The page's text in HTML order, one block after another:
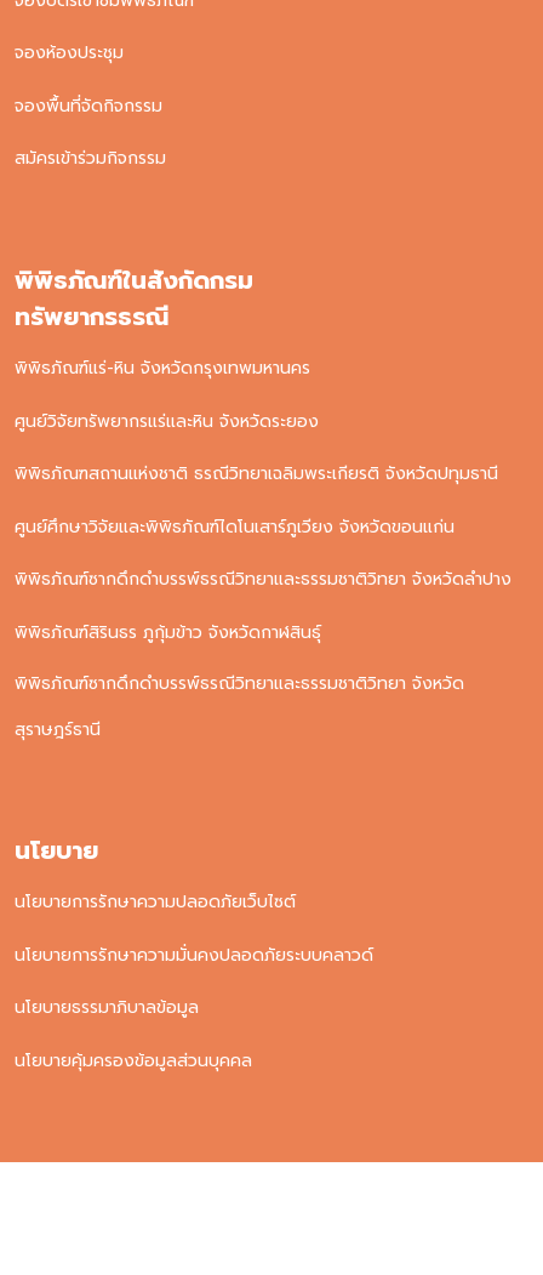
จองห้องประชุม
จองพื้นที่จัดกิจกรรม
สมัครเข้าร่วมกิจกรรม
พิพิธภัณฑ์ในสังกัดกรม
ทรัพยากรธรณี
พิพิธภัณฑ์แร่-หิน จังหวัดกรุงเทพมหานคร
ศูนย์วิจัยทรัพยากรแร่และหิน จังหวัดระยอง
พิพิธภัณฑสถานแห่งชาติ ธรณีวิทยาเฉลิมพระเกียรติ จังหวัดปทุมธานี
ศูนย์ศึกษาวิจัยและพิพิธภัณฑ์ไดโนเสาร์ภูเวียง จังหวัดขอนแก่น
พิพิธภัณฑ์ซากดึกดําบรรพ์ธรณีวิทยาและธรรมชาติวิทยา จังหวัดลําปาง
พิพิธภัณฑ์สิรินธร ภูกุ้มข้าว จังหวัดกาฬสินธุ์
พิพิธภัณฑ์ซากดึกดําบรรพ์ธรณีวิทยาและธรรมชาติวิทยา จังหวัด
สุราษฎร์ธานี
นโยบาย
นโยบายการรักษาความปลอดภัยเว็บไซต์
นโยบายการรักษาความมั่นคงปลอดภัยระบบคลาวด์
นโยบายธรรมาภิบาลข้อมูล
นโยบายคุ้มครองข้อมูลส่วนบุคคล